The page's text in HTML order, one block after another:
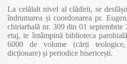
La celălalt nivel al clădirii, se
îndrumarea și coordonarea pr.
chiriarhală nr. 309 din 01
etaj, te întâmpină biblioteca
6000 de volume (cărți
dicționare) și periodice bisericești.